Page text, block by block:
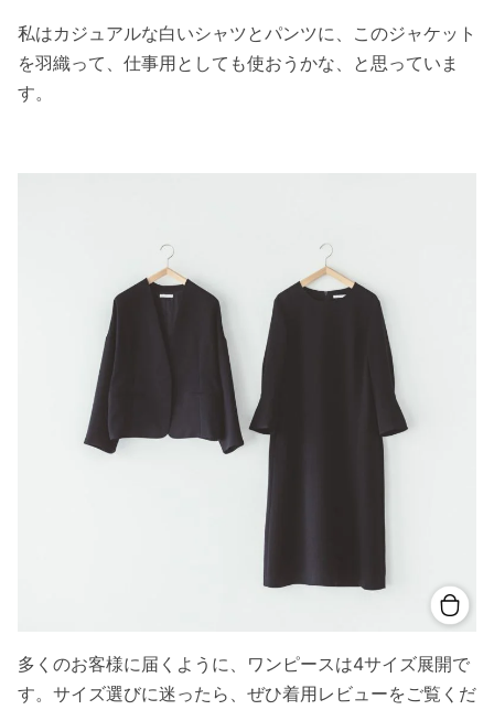
私はカジュアルな白いシャツとパンツに、このジャケット
を羽織って、仕事用としても使おうかな、と思っていま
す。
多くのお客様に届くように、ワンピースは4サイズ展開で
す。サイズ選びに迷ったら、ぜひ着用レビューをご覧くだ